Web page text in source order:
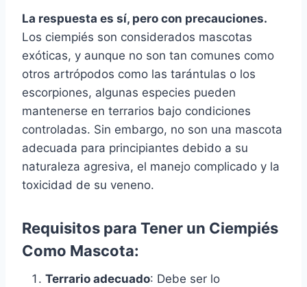
La respuesta es sí, pero con precauciones.
Los ciempiés son considerados mascotas
exóticas, y aunque no son tan comunes como
otros artrópodos como las tarántulas o los
escorpiones, algunas especies pueden
mantenerse en terrarios bajo condiciones
controladas. Sin embargo, no son una mascota
adecuada para principiantes debido a su
naturaleza agresiva, el manejo complicado y la
toxicidad de su veneno.
Requisitos para Tener un Ciempiés
Como Mascota:
Terrario adecuado: Debe ser lo